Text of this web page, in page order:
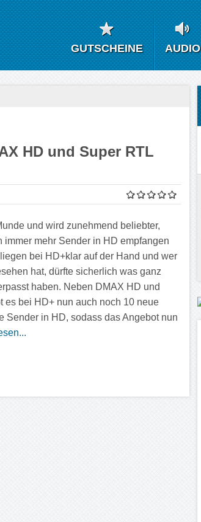
GUTSCHEINE AUDIO
HD und Super RTL
und wird zunehmend beliebter,
immer mehr Sender in HD empfangen
bei HD+klar auf der Hand und wer
hat, dürfte sicherlich was ganz
haben. Neben DMAX HD und
es bei HD+ nun auch noch 10 neue
Sender in HD, sodass das Angebot nun